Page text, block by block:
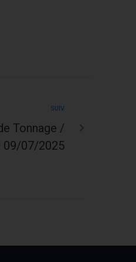
SUIV
Tonnage /
09/07/2025